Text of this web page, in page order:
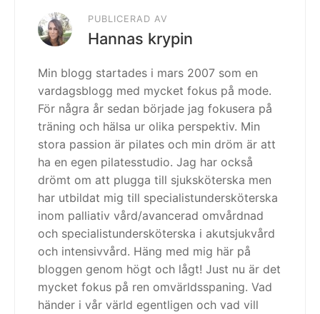
PUBLICERAD AV
Hannas krypin
Min blogg startades i mars 2007 som en
vardagsblogg med mycket fokus på mode.
För några år sedan började jag fokusera på
träning och hälsa ur olika perspektiv. Min
stora passion är pilates och min dröm är att
ha en egen pilatesstudio. Jag har också
drömt om att plugga till sjuksköterska men
har utbildat mig till specialistundersköterska
inom palliativ vård/avancerad omvårdnad
och specialistundersköterska i akutsjukvård
och intensivvård. Häng med mig här på
bloggen genom högt och lågt! Just nu är det
mycket fokus på ren omvärldsspaning. Vad
händer i vår värld egentligen och vad vill